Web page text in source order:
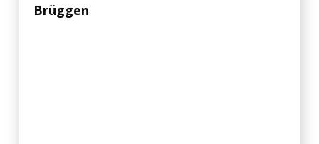
Brüggen